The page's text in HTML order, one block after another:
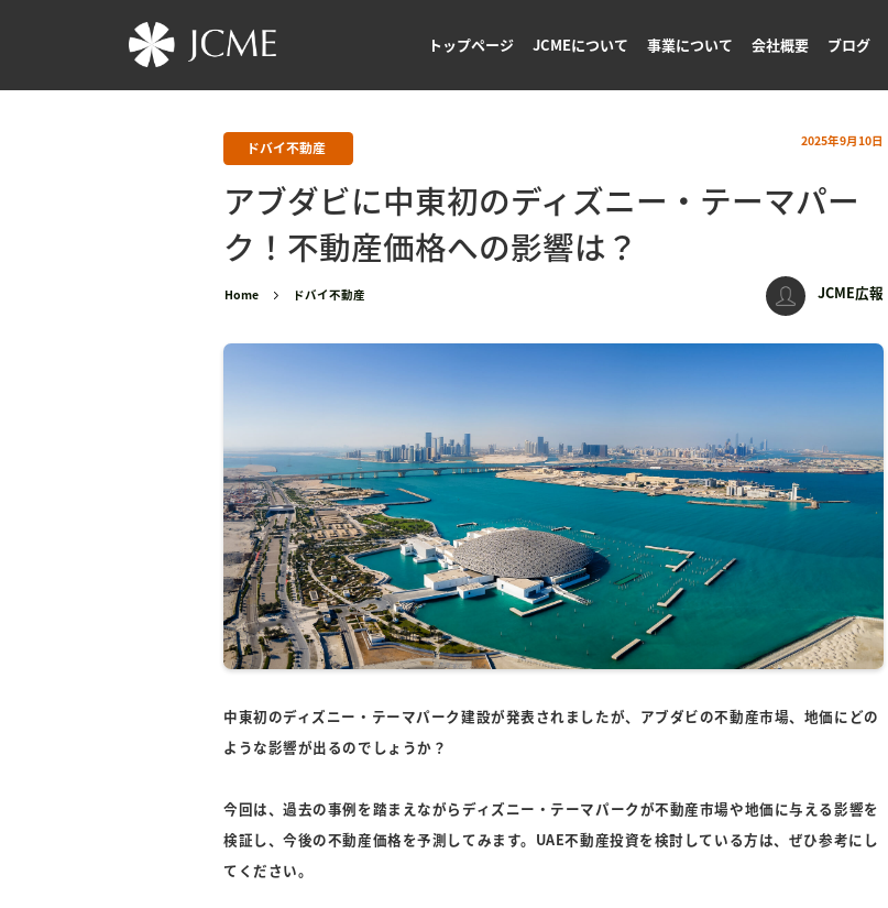
トップページ JCMEについて 事業について 会社概要 ブログ
ドバイ不動産 2025年9月10日
アブダビに中東初のディズニー・テーマパー
ク！不動産価格への影響は？
Home ドバイ不動産 JCME広報
中東初のディズニー・テーマパーク建設が発表されましたが、アブダビの不動産市場、地価にどの
ような影響が出るのでしょうか？
今回は、過去の事例を踏まえながらディズニー・テーマパークが不動産市場や地価に与える影響を
検証し、今後の不動産価格を予測してみます。UAE不動産投資を検討している方は、ぜひ参考にし
てください。